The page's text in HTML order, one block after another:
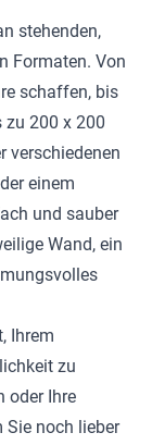
stehenden,
Formaten. Von
schaffen, bis
zu 200 x 200
verschiedenen
einem
und sauber
Wand, ein
Ihrem
zu
oder Ihre
Sie noch lieber